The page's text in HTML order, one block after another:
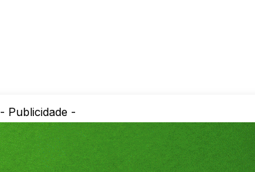
- Publicidade -